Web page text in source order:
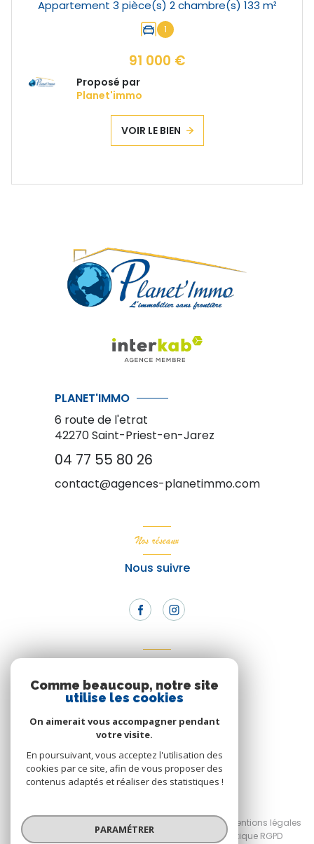
Appartement 3 pièce(s) 2 chambre(s) 133 m²
1
91 000 €
Proposé par
Planet'immo
VOIR LE BIEN
PLANET'IMMO
6 route de l'etrat
42270Saint-Priest-en-Jarez
04 77 55 80 26
contact@agences-planetimmo.com
Nos réseaux
Nous suivre
Nous adhérons
Mentions légales
RGPD Planet'Immo
Politique RGPD
Comme beaucoup, notre site
utilise les cookies
On aimerait vous accompagner pendant
votre visite.
En poursuivant, vous acceptez l'utilisation des
cookies par ce site, afin de vous proposer des
contenus adaptés et réaliser des statistiques !
PARAMÉTRER